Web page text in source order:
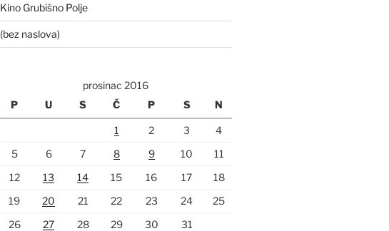
Kino Grubišno Polje
(bez naslova)
prosinac 2016
P
U S Č P S N
1 2 3
4
5
6 7 8 9 10
11
12
13 14 15 16 17
18
19
20 21 22 23 24
25
26
27 28 29 30
31